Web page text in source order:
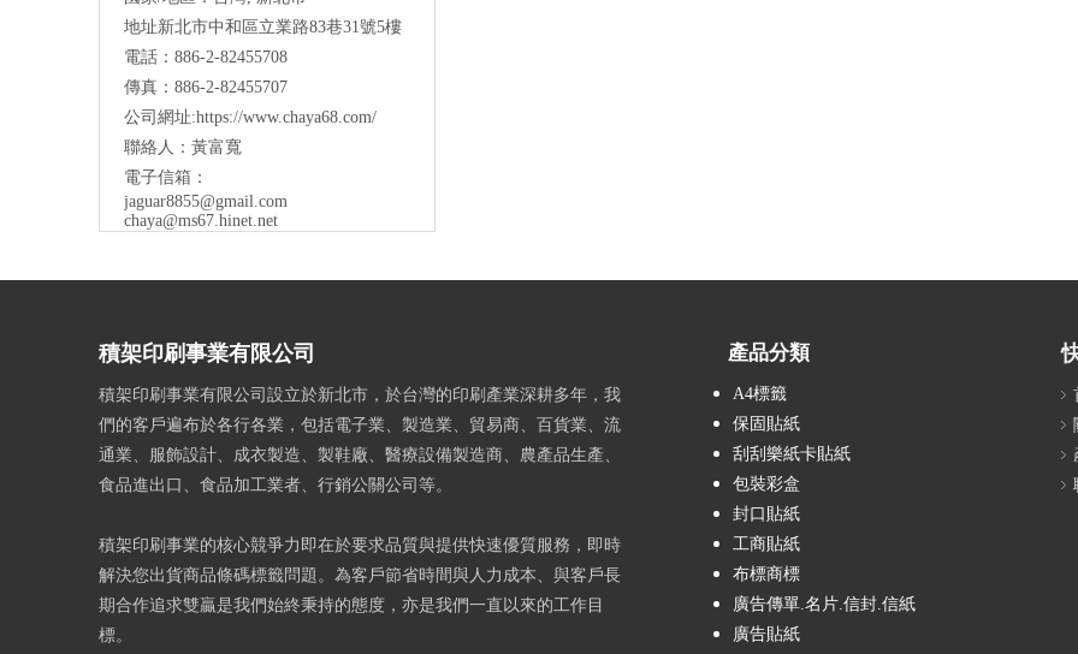
地址新北市中和區立業路83巷31號5樓
電話：886-2-82455708
傳真：886-2-82455707
公司網址:https://www.chaya68.com/
聯絡人：黃富寬
電子信箱：
jaguar8855@gmail.com
chaya@ms67.hinet.net
積架印刷事業有限公司
積架印刷事業有限公司設立於新北市，於台灣的印刷產業深耕多年，我
們的客戶遍布於各行各業，包括電子業、製造業、貿易商、百貨業、流
通業、服飾設計、成衣製造、製鞋廠、醫療設備製造商、農產品生產、
食品進出口、食品加工業者、行銷公關公司等。
積架印刷事業的核心競爭力即在於要求品質與提供快速優質服務，即時
解決您出貨商品條碼標籤問題。為客戶節省時間與人力成本、與客戶長
期合作追求雙贏是我們始終秉持的態度，亦是我們一直以來的工作目
標。
產品分類
A4標籤
保固貼紙
刮刮樂紙卡貼紙
包裝彩盒
封口貼紙
工商貼紙
布標商標
廣告傳單.名片.信封.信紙
廣告貼紙